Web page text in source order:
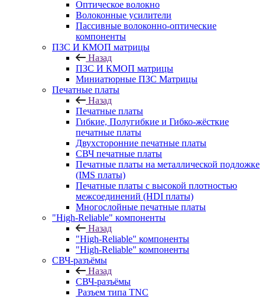
Оптическое волокно
Волоконные усилители
Пассивные волоконно-оптические
компоненты
ПЗС И КМОП матрицы
Назад
ПЗС И КМОП матрицы
Миниатюрные ПЗС Матрицы
Печатные платы
Назад
Печатные платы
Гибкие, Полугибкие и Гибко-жёсткие
печатные платы
Двухсторонние печатные платы
СВЧ печатные платы
Печатные платы на металлической подложке
(IMS платы)
Печатные платы с высокой плотностью
межсоединений (HDI платы)
Многослойные печатные платы
"High-Reliable" компоненты
Назад
"High-Reliable" компоненты
"High-Reliable" компоненты
СВЧ-разъёмы
Назад
СВЧ-разъёмы
Разъем типа TNC